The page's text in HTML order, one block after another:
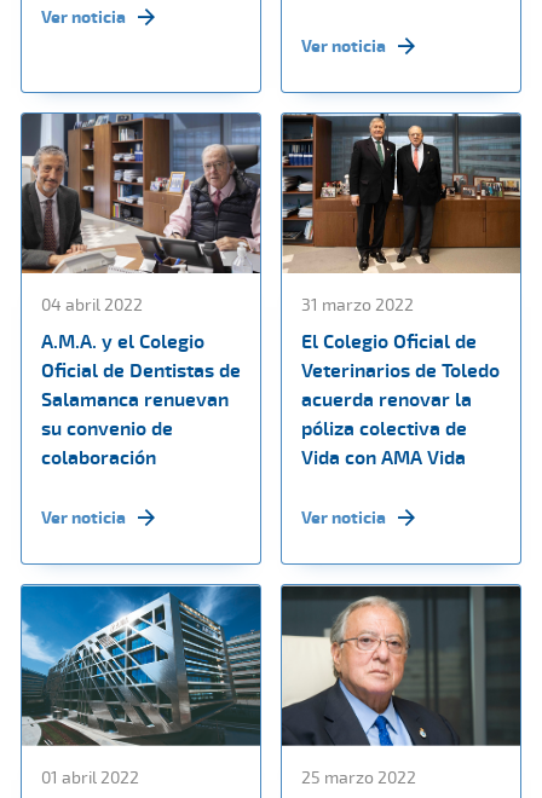
Ver noticia
Ver noticia
04 abril 2022
A.M.A. y el Colegio
Oficial de Dentistas de
Salamanca renuevan
su convenio de
colaboración
Ver noticia
31 marzo 2022
El Colegio Oficial de
Veterinarios de Toledo
acuerda renovar la
póliza colectiva de
Vida con AMA Vida
Ver noticia
01 abril 2022 25 marzo 2022